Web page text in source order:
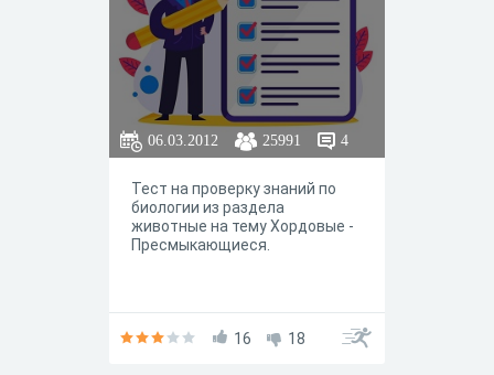
06.03.2012 25991 4
Тест на проверку знаний по
биологии из раздела
животные на тему Хордовые -
Пресмыкающиеся.
16 18